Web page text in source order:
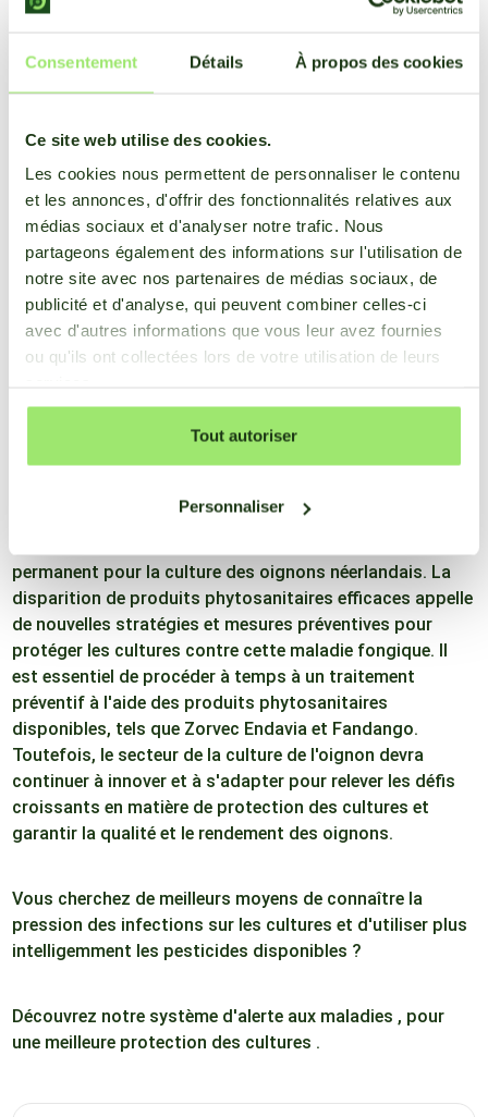
Consentement Détails À propos des cookies
Ce site web utilise des cookies.
Les cookies nous permettent de personnaliser le contenu
et les annonces, d'offrir des fonctionnalités relatives aux
médias sociaux et d'analyser notre trafic. Nous
partageons également des informations sur l'utilisation de
notre site avec nos partenaires de médias sociaux, de
publicité et d'analyse, qui peuvent combiner celles-ci
avec d'autres informations que vous leur avez fournies
ou qu'ils ont collectées lors de votre utilisation de leurs
Tout autoriser
Personnaliser
préventives à un stade précoce pour lutter contre le
Stefan van Heist, spécialiste des oignons chez Bayer,
parcelle via les pôles météorologiques : "Si vous voulez
prévoir les maladies de manière plus large et plus précise,
vous devez mesurer l'humidité relative, la période d'humidité
des feuilles et la température sur chaque parcelle." On
constate que les systèmes intelligents qui collectent et
traitent ces données deviennent de plus en plus importants.
permanent pour la culture des oignons néerlandais. La
disparition de produits phytosanitaires efficaces appelle
de nouvelles stratégies et mesures préventives pour
protéger les cultures contre cette maladie fongique. Il
est essentiel de procéder à temps à un traitement
préventif à l'aide des produits phytosanitaires
disponibles, tels que Zorvec Endavia et Fandango.
Toutefois, le secteur de la culture de l'oignon devra
continuer à innover et à s'adapter pour relever les défis
croissants en matière de protection des cultures et
garantir la qualité et le rendement des oignons.
Vous cherchez de meilleurs moyens de connaître la
pression des infections sur les cultures et d'utiliser plus
intelligemment les pesticides disponibles ?
Découvrez notre système d'alerte aux maladies , pour
une meilleure protection des cultures .